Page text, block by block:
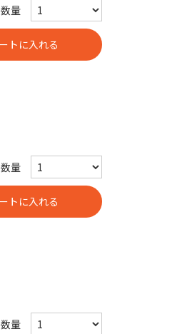
数量
数量
数量